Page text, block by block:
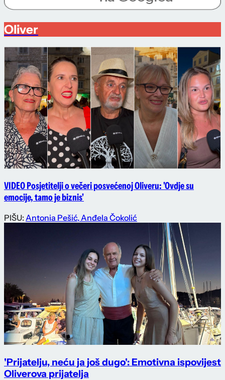
Oliver
VIDEO Posjetitelji o večeri posvećenoj Oliveru: 'Ovdje su
emocije, tamo je biznis'
PIŠU: Antonia Pešić,Anđela Čokolić
'Prijatelju, neću ja još dugo': Emotivna ispovijest
Oliverova prijatelja